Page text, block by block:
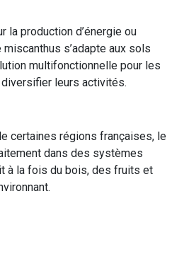
la production d’énergie ou
s’adapte aux sols
multifonctionnelle pour les
leurs activités.
certaines régions françaises, le
dans des systèmes
à la fois du bois, des fruits et